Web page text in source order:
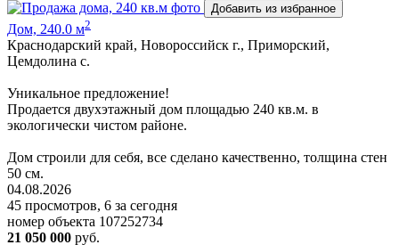
Добавить из избранное
Дом, 240.0 м2
Краснодарский край, Новороссийск г., Приморский,
Цемдолина с.
Уникальное предложение!
Продается двухэтажный дом площадью 240 кв.м. в
экологически чистом районе.
Дом строили для себя, все сделано качественно, толщина стен
50 см.
04.08.2026
45 просмотров, 6 за сегодня
номер объекта 107252734
21 050 000 руб.